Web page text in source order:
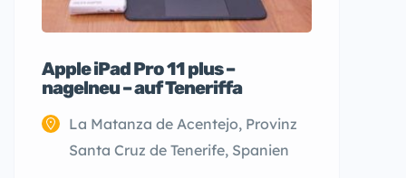
Apple iPad Pro 11 plus –
nagelneu – auf Teneriffa
La Matanza de Acentejo, Provinz
Santa Cruz de Tenerife, Spanien